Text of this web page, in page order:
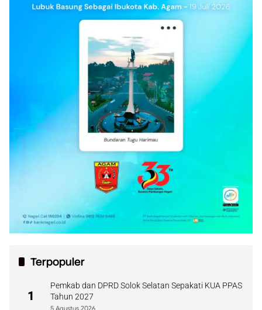
Terpopuler
1
Pemkab dan DPRD Solok Selatan Sepakati KUA PPAS
Tahun 2027
5 Agustus 2026